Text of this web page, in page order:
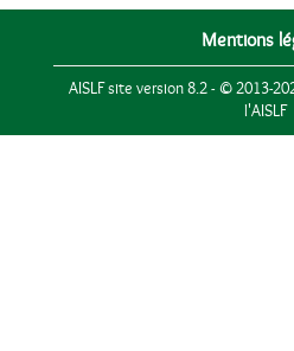
Mentions
AISLF site version 8.2 - © 2013-
l'AISLF